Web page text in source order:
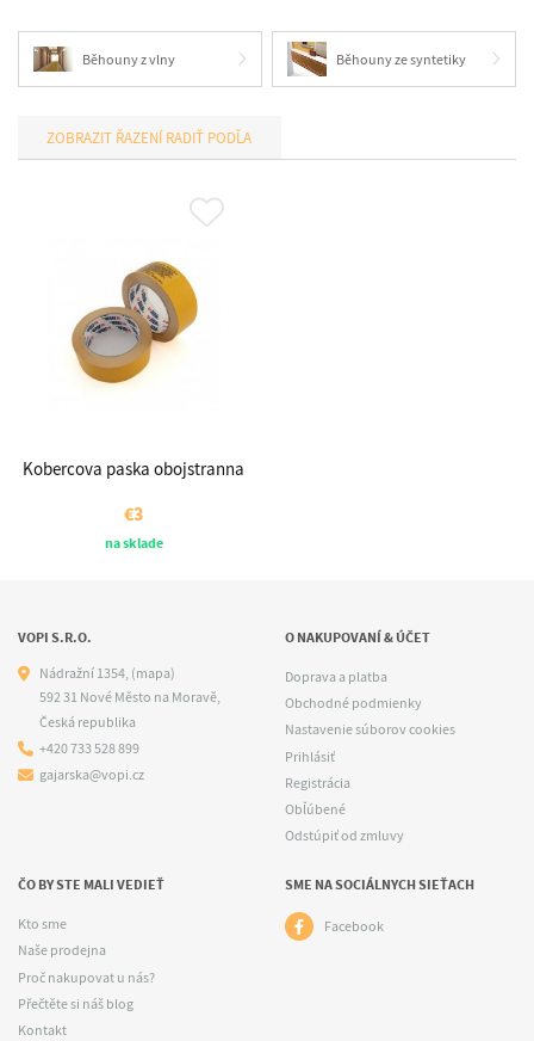
Běhouny z vlny Běhouny ze syntetiky
RADIŤ PODĽA
Kobercova paska obojstranna
€3
na sklade
VOPI S.R.O.
Nádražní 1354, (mapa)
592 31 Nové Město na Moravě,
Česká republika
+420 733 528 899
gajarska@vopi.cz
O NAKUPOVANÍ & ÚČET
Doprava a platba
Obchodné podmienky
Nastavenie súborov cookies
Prihlásiť
Registrácia
Obľúbené
Odstúpiť od zmluvy
ČO BY STE MALI VEDIEŤ
Kto sme
Naše prodejna
Proč nakupovat u nás?
Přečtěte si náš blog
Kontakt
SME NA SOCIÁLNYCH SIEŤACH
Facebook